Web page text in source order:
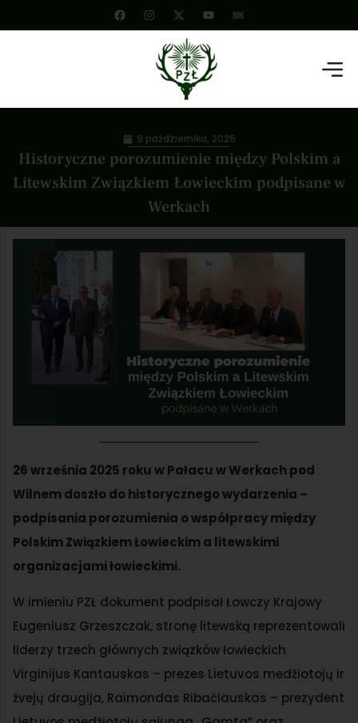
Historyczne porozumienie między Polskim a
Litewskim Związkiem Łowieckim podpisane w
Werkach
9 października, 2025
26 września 2025 roku w Pałacu w Werkach pod
Wilnem doszło do historycznego wydarzenia –
podpisania porozumienia o współpracy między
Polskim Związkiem Łowieckim a litewskimi
organizacjami łowieckimi.
W imieniu PZŁ dokument podpisał Łowczy Krajowy
Eugeniusz Grzeszczak, stronę litewską reprezentowali
liderzy trzech głównych związków łowieckich
Virginijus Kantauskas – prezes Lietuvos medžiotojų ir
žvejų draugija, Raimondas Ribačiauskas – prezydent